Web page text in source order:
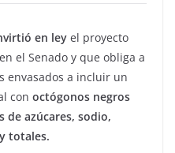
en ley el proyecto
el Senado y que obliga a
envasados a incluir un
con octógonos negros
de azúcares, sodio,
totales.